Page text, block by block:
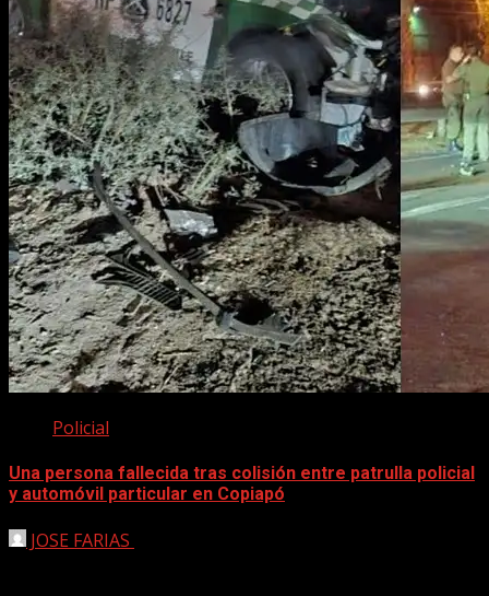
Policial
Una persona fallecida tras colisión entre patrulla policial
y automóvil particular en Copiapó
JOSE FARIAS